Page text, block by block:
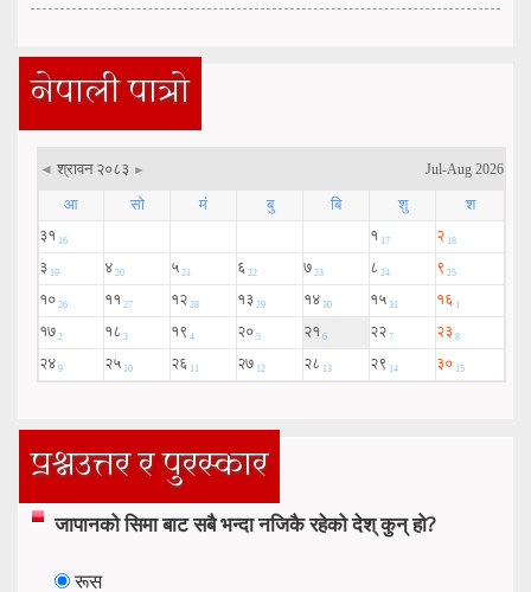
नेपाली पात्रो
प्रश्नउत्तर र पुरस्कार
जापानको सिमा बाट सबै भन्दा नजिकै रहेको देश् कुन् हो?
रूस